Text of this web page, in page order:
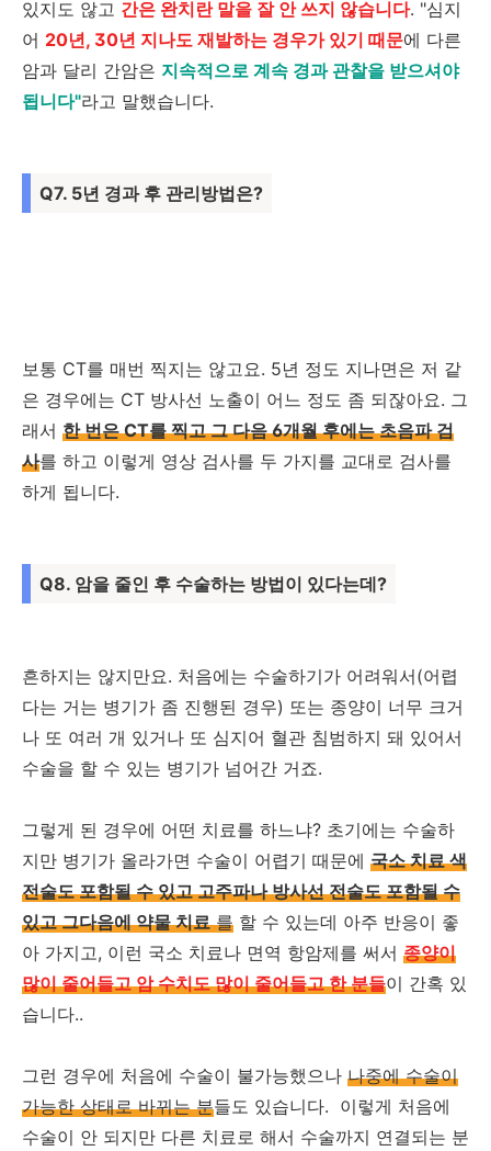
있지도 않고 간은 완치란 말을 잘 안 쓰지 않습니다. "심지
어 20년, 30년 지나도 재발하는 경우가 있기 때문에 다른
암과 달리 간암은 지속적으로 계속 경과 관찰을 받으셔야
됩니다"라고 말했습니다.
Q7. 5년 경과 후 관리방법은?
보통 CT를 매번 찍지는 않고요. 5년 정도 지나면은 저 같
은 경우에는 CT 방사선 노출이 어느 정도 좀 되잖아요. 그
래서 한 번은 CT를 찍고 그 다음 6개월 후에는 초음파 검
사를 하고 이렇게 영상 검사를 두 가지를 교대로 검사를
하게 됩니다.
Q8. 암을 줄인 후 수술하는 방법이 있다는데?
흔하지는 않지만요. 처음에는 수술하기가 어려워서(어렵
다는 거는 병기가 좀 진행된 경우) 또는 종양이 너무 크거
나 또 여러 개 있거나 또 심지어 혈관 침범하지 돼 있어서
수술을 할 수 있는 병기가 넘어간 거죠.
그렇게 된 경우에 어떤 치료를 하느냐? 초기에는 수술하
지만 병기가 올라가면 수술이 어렵기 때문에 국소 치료 색
전술도 포함될 수 있고 고주파나 방사선 전술도 포함될 수
있고 그다음에 약물 치료를 할 수 있는데 아주 반응이 좋
아 가지고, 이런 국소 치료나 면역 항암제를 써서 종양이
많이 줄어들고 암 수치도 많이 줄어들고 한 분들이 간혹 있
습니다..
그런 경우에 처음에 수술이 불가능했으나 나중에 수술이
가능한 상태로 바뀌는 분들도 있습니다. 이렇게 처음에
수술이 안 되지만 다른 치료로 해서 수술까지 연결되는 분